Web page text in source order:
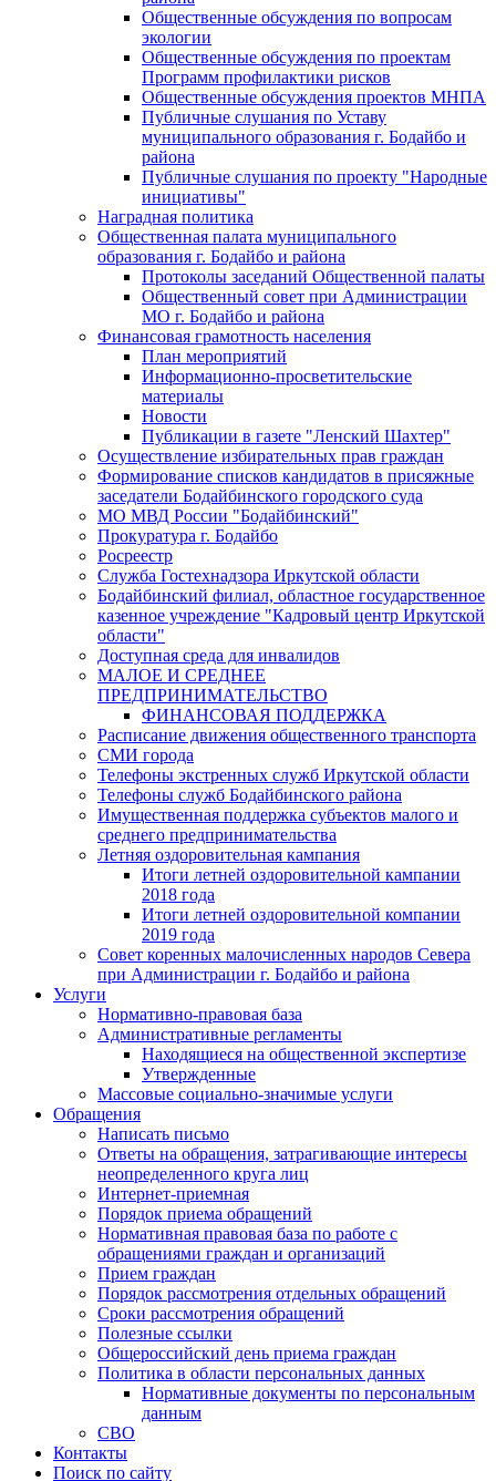
Общественные обсуждения по вопросам
экологии
Общественные обсуждения по проектам
Программ профилактики рисков
Общественные обсуждения проектов МНПА
Публичные слушания по Уставу
муниципального образования г. Бодайбо и
района
Публичные слушания по проекту "Народные
инициативы"
Наградная политика
Общественная палата муниципального
образования г. Бодайбо и района
Протоколы заседаний Общественной палаты
Общественный совет при Администрации
МО г. Бодайбо и района
Финансовая грамотность населения
План мероприятий
Информационно-просветительские
материалы
Новости
Публикации в газете "Ленский Шахтер"
Осуществление избирательных прав граждан
Формирование списков кандидатов в присяжные
заседатели Бодайбинского городского суда
МО МВД России "Бодайбинский"
Прокуратура г. Бодайбо
Росреестр
Служба Гостехнадзора Иркутской области
Бодайбинский филиал, областное государственное
казенное учреждение "Кадровый центр Иркутской
области"
Доступная среда для инвалидов
МАЛОЕ И СРЕДНЕЕ
ПРЕДПРИНИМАТЕЛЬСТВО
ФИНАНСОВАЯ ПОДДЕРЖКА
Расписание движения общественного транспорта
СМИ города
Телефоны экстренных служб Иркутской области
Телефоны служб Бодайбинского района
Имущественная поддержка субъектов малого и
среднего предпринимательства
Летняя оздоровительная кампания
Итоги летней оздоровительной кампании
2018 года
Итоги летней оздоровительной компании
2019 года
Совет коренных малочисленных народов Севера
при Администрации г. Бодайбо и района
Услуги
Нормативно-правовая база
Административные регламенты
Находящиеся на общественной экспертизе
Утвержденные
Массовые социально-значимые услуги
Обращения
Написать письмо
Ответы на обращения, затрагивающие интересы
неопределенного круга лиц
Интернет-приемная
Порядок приема обращений
Нормативная правовая база по работе с
обращениями граждан и организаций
Прием граждан
Порядок рассмотрения отдельных обращений
Сроки рассмотрения обращений
Полезные ссылки
Общероссийский день приема граждан
Политика в области персональных данных
Нормативные документы по персональным
данным
СВО
Контакты
Поиск по сайту